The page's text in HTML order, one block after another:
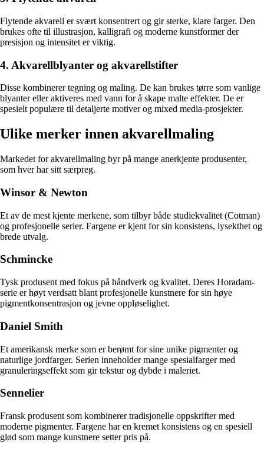
Flytende akvarell er svært konsentrert og gir sterke, klare farger. Den
brukes ofte til illustrasjon, kalligrafi og moderne kunstformer der
presisjon og intensitet er viktig.
4. Akvarellblyanter og akvarellstifter
Disse kombinerer tegning og maling. De kan brukes tørre som vanlige
blyanter eller aktiveres med vann for å skape malte effekter. De er
spesielt populære til detaljerte motiver og mixed media-prosjekter.
Ulike merker innen akvarellmaling
Markedet for akvarellmaling byr på mange anerkjente produsenter,
som hver har sitt særpreg.
Winsor & Newton
Et av de mest kjente merkene, som tilbyr både studiekvalitet (Cotman)
og profesjonelle serier. Fargene er kjent for sin konsistens, lysekthet og
brede utvalg.
Schmincke
Tysk produsent med fokus på håndverk og kvalitet. Deres Horadam-
serie er høyt verdsatt blant profesjonelle kunstnere for sin høye
pigmentkonsentrasjon og jevne oppløselighet.
Daniel Smith
Et amerikansk merke som er berømt for sine unike pigmenter og
naturlige jordfarger. Serien inneholder mange spesialfarger med
granuleringseffekt som gir tekstur og dybde i maleriet.
Sennelier
Fransk produsent som kombinerer tradisjonelle oppskrifter med
moderne pigmenter. Fargene har en kremet konsistens og en spesiell
glød som mange kunstnere setter pris på.